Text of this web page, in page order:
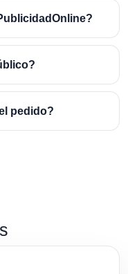
pedido?